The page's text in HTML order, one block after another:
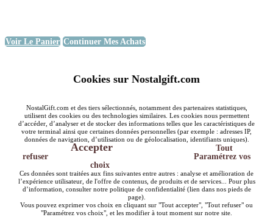
Voir Le Panier Continuer Mes Achats
Cookies sur Nostalgift.com
NostalGift.com et des tiers sélectionnés, notamment des partenaires statistiques,
utilisent des cookies ou des technologies similaires. Les cookies nous permettent
d’accéder, d’analyser et de stocker des informations telles que les caractéristiques de
votre terminal ainsi que certaines données personnelles (par exemple : adresses IP,
données de navigation, d’utilisation ou de géolocalisation, identifiants uniques).
Accepter
Tout
refuser
Paramétrez vos
choix
Ces données sont traitées aux fins suivantes entre autres : analyse et amélioration de
l’expérience utilisateur, de l'offre de contenus, de produits et de services... Pour plus
d’information, consulter notre politique de confidentialité (lien dans nos pieds de
page).
Vous pouvez exprimer vos choix en cliquant sur "Tout accepter", "Tout refuser" ou
"Paramétrez vos choix", et les modifier à tout moment sur notre site.